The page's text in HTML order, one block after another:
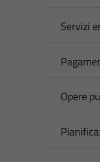
Servizi
Opere